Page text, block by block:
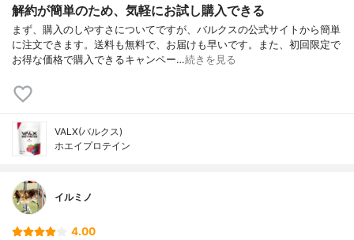
解約が簡単のため、気軽にお試し購入できる
まず、購入のしやすさについてですが、バルクスの公式サイトから簡単
に注文できます。送料も無料で、お届けも早いです。また、初回限定で
お得な価格で購入できるキャンペー…続きを見る
VALX(バルクス)
ホエイプロテイン
イルミノ
4.00